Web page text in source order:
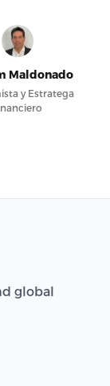
Maldonado
y Estratega
global